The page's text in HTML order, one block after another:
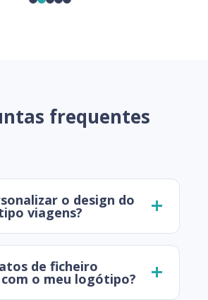
frequentes
o design do
viagens?
de ficheiro
o meu logótipo?